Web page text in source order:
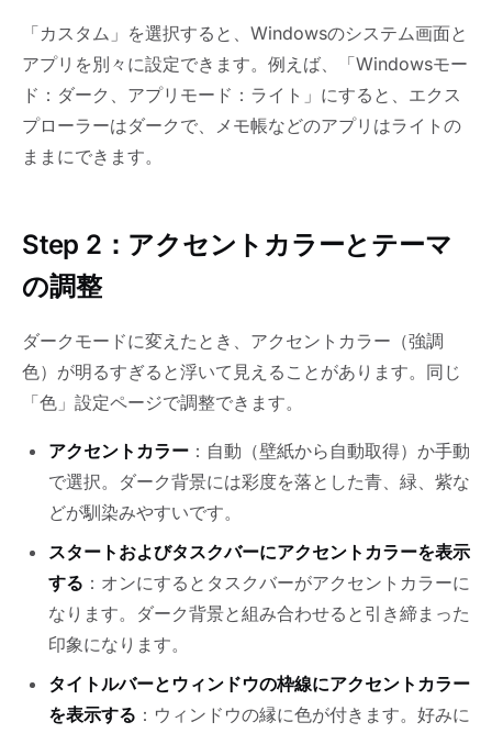
「カスタム」を選択すると、Windowsのシステム画面と
アプリを別々に設定できます。例えば、「Windowsモー
ド：ダーク、アプリモード：ライト」にすると、エクス
プローラーはダークで、メモ帳などのアプリはライトの
ままにできます。
Step 2：アクセントカラーとテーマ
の調整
ダークモードに変えたとき、アクセントカラー（強調
色）が明るすぎると浮いて見えることがあります。同じ
「色」設定ページで調整できます。
アクセントカラー ：自動（壁紙から自動取得）か手動
で選択。ダーク背景には彩度を落とした青、緑、紫な
どが馴染みやすいです。
スタートおよびタスクバーにアクセントカラーを表示
する ：オンにするとタスクバーがアクセントカラーに
なります。ダーク背景と組み合わせると引き締まった
印象になります。
タイトルバーとウィンドウの枠線にアクセントカラー
を表示する ：ウィンドウの縁に色が付きます。好みに